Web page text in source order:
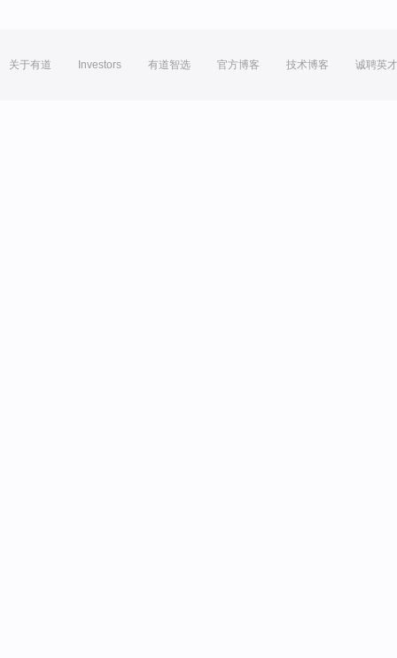
关于有道 Investors 有道智选 官方博客 技术博客 诚聘英才